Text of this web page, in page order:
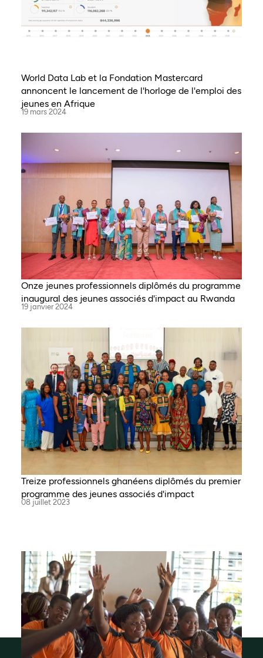
World Data Lab et la Fondation Mastercard
annoncent le lancement de l'horloge de l'emploi des
jeunes en Afrique
19 mars 2024
Onze jeunes professionnels diplômés du programme
inaugural des jeunes associés d'impact au Rwanda
19 janvier 2024
Treize professionnels ghanéens diplômés du premier
programme des jeunes associés d'impact
08 juillet 2023